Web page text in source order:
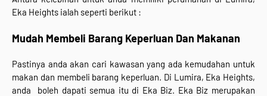
Eka Heights ialah seperti berikut :
Mudah Membeli Barang Keperluan Dan Makanan
Pastinya anda akan cari kawasan yang ada kemudahan untuk
makan dan membeli barang keperluan. Di Lumira, Eka Heights,
anda boleh dapati semua itu di Eka Biz. Eka Biz merupakan